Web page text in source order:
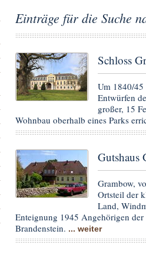
Einträge für die Suche
Schloss
Um 1840/45
Entwürfen
großer, 15
Wohnbau oberhalb eines Parks
Gutshaus
Grambow,
Ortsteil der
Land,
Enteignung 1945 Angehörigen
Brandenstein. ... weiter